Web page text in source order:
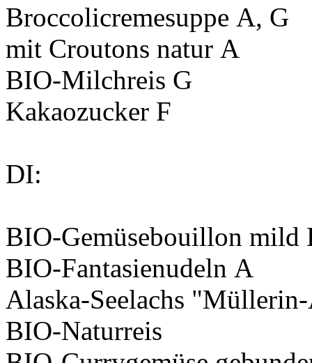
Broccolicremesuppe A, G
mit Croutons natur A
BIO-Milchreis G
Kakaozucker F
DI:
BIO-Gemüsebouillon mild
BIO-Fantasienudeln A
Alaska-Seelachs
BIO-Naturreis